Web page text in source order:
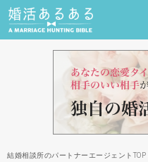
結婚相談所のパートナーエージェントTOP